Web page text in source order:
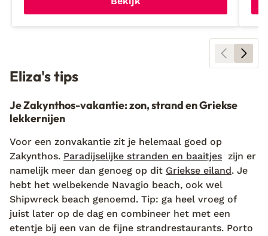
Eliza's tips
Je Zakynthos-vakantie: zon, strand en Griekse
lekkernijen
Voor een zonvakantie zit je helemaal goed op
Zakynthos. Paradijselijke stranden en baaitjes zijn er
namelijk meer dan genoeg op dit Griekse eiland. Je
hebt het welbekende Navagio beach, ook wel
Shipwreck beach genoemd. Tip: ga heel vroeg of
juist later op de dag en combineer het met een
etentje bij een van de fijne strandrestaurants. Porto